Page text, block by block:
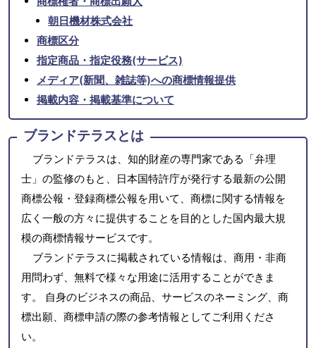
朝日機材株式会社
商標区分
指定商品・指定役務(サービス)
メディア(新聞、雑誌等)への商標情報提供
掲載内容・掲載基準について
ブランドテラスとは
ブランドテラスは、知的財産の専門家である「弁理
士」の監修のもと、日本国特許庁が発行する最新の公開
商標公報・登録商標公報を用いて、商標に関する情報を
広く一般の方々に提供することを目的とした国内最大規
模の商標情報サービスです。
ブランドテラスに掲載されている情報は、商用・非商
用問わず、無料で様々な用途に活用することができま
す。 自身のビジネスの商品、サービスのネーミング、商
標出願、商標申請の際の参考情報としてご利用くださ
い。